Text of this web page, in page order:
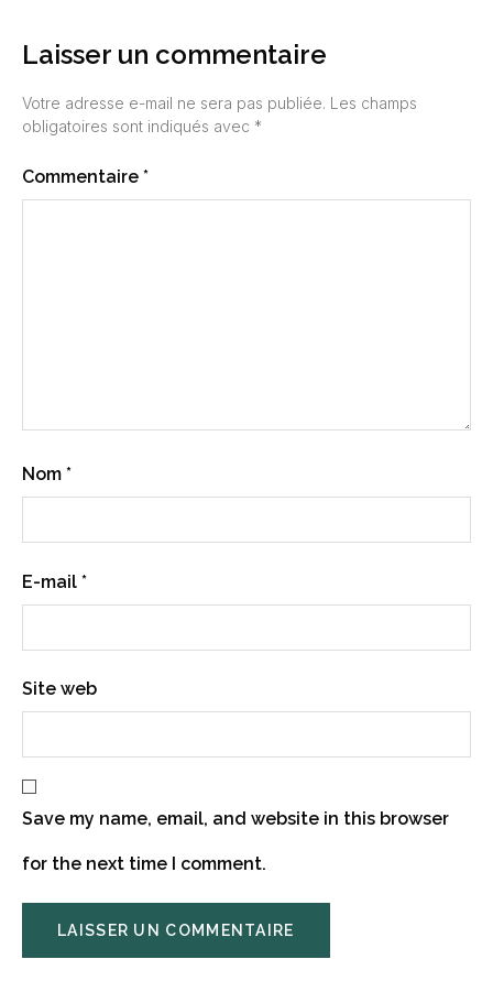
Laisser un commentaire
Votre adresse e-mail ne sera pas publiée. Les champs
obligatoires sont indiqués avec *
Commentaire *
Nom *
E-mail *
Site web
Save my name, email, and website in this browser
for the next time I comment.